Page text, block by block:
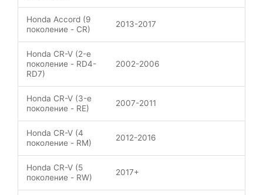
Honda Accord (9
поколение - CR)
2013-2017
Honda CR-V (2-е
поколение - RD4-
RD7)
2002-2006
Honda CR-V (3-е
поколение - RE)
2007-2011
Honda CR-V (4
поколение - RM)
2012-2016
Honda CR-V (5
поколение - RW)
2017+